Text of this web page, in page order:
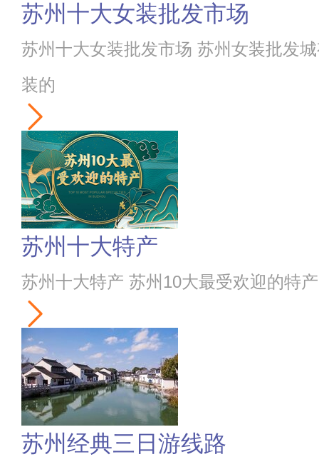
苏州十大女装批发市场
苏州十大女装批发市场 苏州女装批发
装的
苏州十大特产
苏州十大特产 苏州10大最受欢迎的特
苏州经典三日游线路